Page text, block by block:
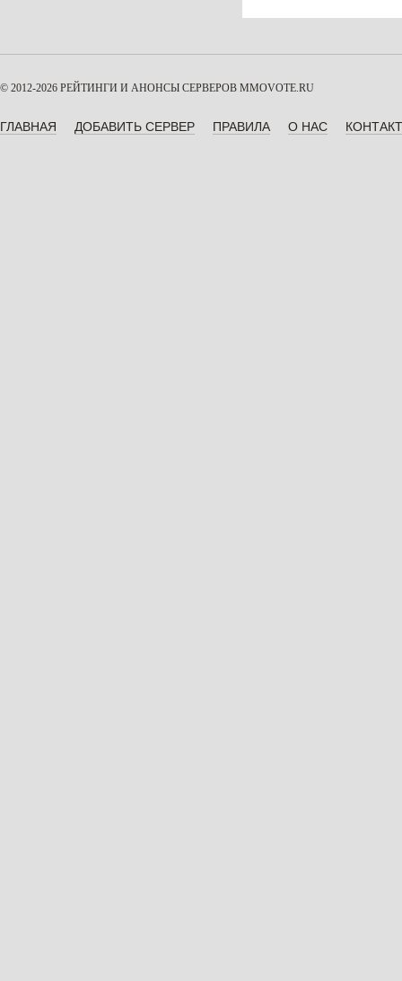
© 2012-2026 РЕЙТИНГИ И АНОНСЫ СЕРВЕРОВ MMOVOTE.RU
ГЛАВНАЯ ДОБАВИТЬ СЕРВЕР ПРАВИЛА О НАС